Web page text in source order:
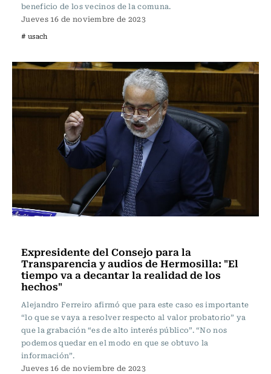
beneficio de los vecinos de la comuna.
Jueves 16 de noviembre de 2023
# usach
Expresidente del Consejo para la
Transparencia y audios de Hermosilla: "El
tiempo va a decantar la realidad de los
hechos"
Alejandro Ferreiro afirmó que para este caso es importante
“lo que se vaya a resolver respecto al valor probatorio” ya
que la grabación “es de alto interés público”. “No nos
podemos quedar en el modo en que se obtuvo la
información”.
Jueves 16 de noviembre de 2023